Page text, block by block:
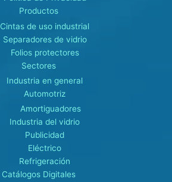
Productos
Cintas de uso industrial
Separadores de vidrio
Folios protectores
Sectores
Industria en general
Automotriz
Amortiguadores
Industria del vidrio
Publicidad
Eléctrico
Refrigeración
Catálogos Digitales